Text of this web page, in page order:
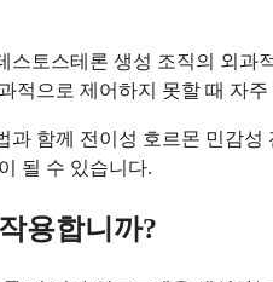
스토스테론 생성 조직의 외
적으로 제어하지 못할 때 자주
과 함께 전이성 호르몬 민감
될 수 있습니다.
용합니까?